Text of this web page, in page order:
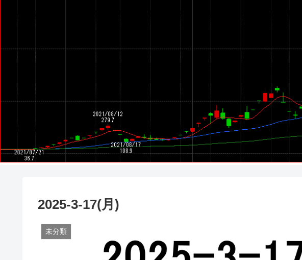
2025-3-17(月)
未分類